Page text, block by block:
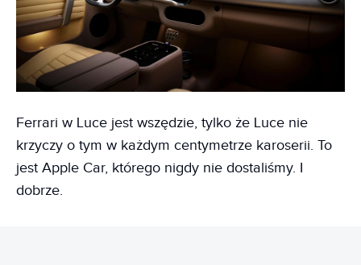
Ferrari w Luce jest wszędzie, tylko że Luce nie
krzyczy o tym w każdym centymetrze karoserii. To
jest Apple Car, którego nigdy nie dostaliśmy. I
dobrze.